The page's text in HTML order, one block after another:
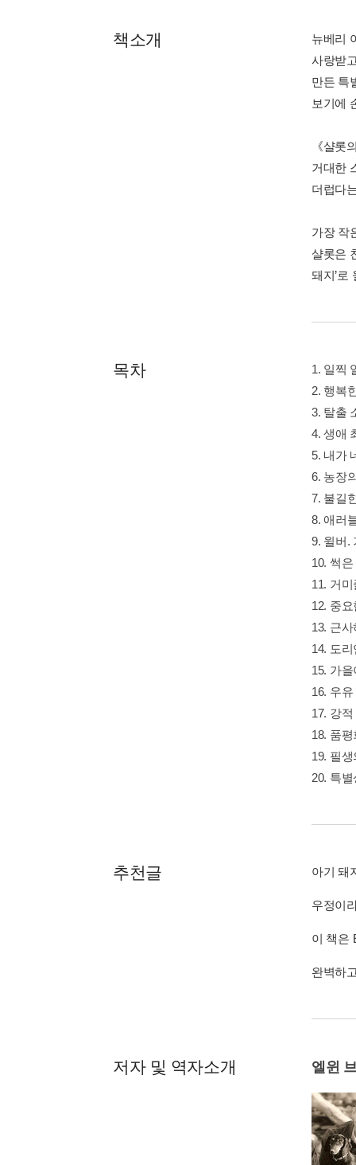
책소개
뉴베리
사랑받
만든 특
보기에
《샬롯
거대한
더럽다
가장 작
샬롯은
돼지’로
목차
1. 일찍
2. 행복
3. 탈출
4. 생애
5. 내가
6. 농장
7. 불길
8. 애러
9. 윌버.
10. 썩
11. 거
12. 중
13. 근
14. 도
15. 가
16. 우
17. 강
18. 품
19. 필
20. 특
추천글 아기 돼
우정이
이 책은
완벽하
저자 및 역자소개 엘윈